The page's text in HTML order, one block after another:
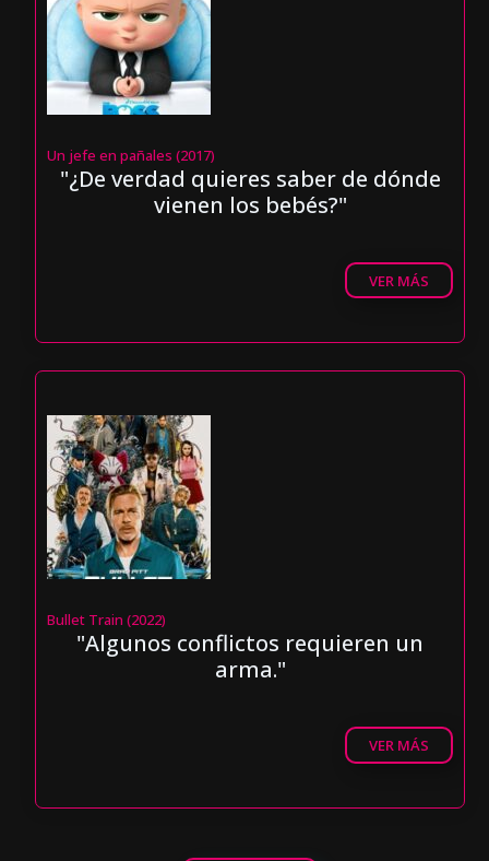
Un jefe en pañales (2017)
"¿De verdad quieres saber de dónde
vienen los bebés?"
VER MÁS
Bullet Train (2022)
"Algunos conflictos requieren un
arma."
VER MÁS